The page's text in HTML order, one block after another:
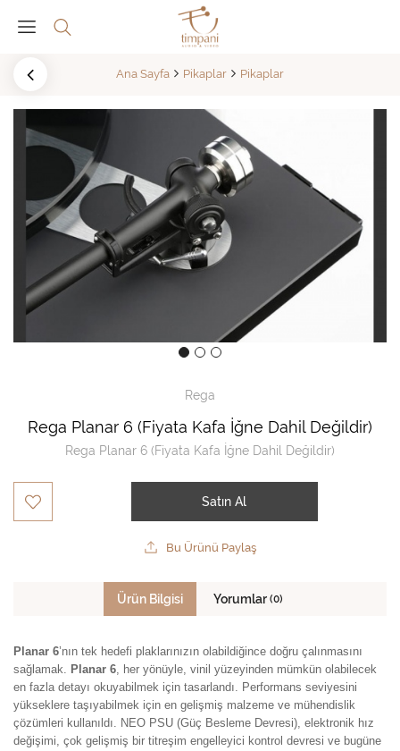
Ana Sayfa Pikaplar Pikaplar
Rega
Rega Planar 6 (Fiyata Kafa İğne Dahil Değildir)
Rega Planar 6 (Fiyata Kafa İğne Dahil Değildir)
Satın Al
Bu Ürünü Paylaş
Ürün Bilgisi Yorumlar (0)
Planar 6’nın tek hedefi plaklarınızın olabildiğince doğru çalınmasını
sağlamak. Planar 6, her yönüyle, vinil yüzeyinden mümkün olabilecek
en fazla detayı okuyabilmek için tasarlandı. Performans seviyesini
yükseklere taşıyabilmek için en gelişmiş malzeme ve mühendislik
çözümleri kullanıldı. NEO PSU (Güç Besleme Devresi), elektronik hız
değişimi, çok gelişmiş bir titreşim engelleyici kontrol devresi ve bugüne